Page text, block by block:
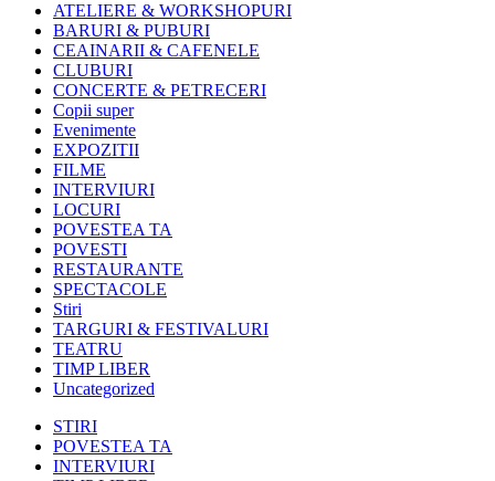
ATELIERE & WORKSHOPURI
BARURI & PUBURI
CEAINARII & CAFENELE
CLUBURI
CONCERTE & PETRECERI
Copii super
Evenimente
EXPOZITII
FILME
INTERVIURI
LOCURI
POVESTEA TA
POVESTI
RESTAURANTE
SPECTACOLE
Stiri
TARGURI & FESTIVALURI
TEATRU
TIMP LIBER
Uncategorized
STIRI
POVESTEA TA
INTERVIURI